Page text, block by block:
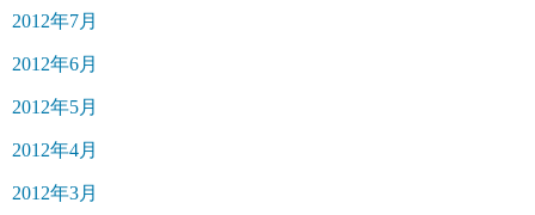
2012年7月
2012年6月
2012年5月
2012年4月
2012年3月